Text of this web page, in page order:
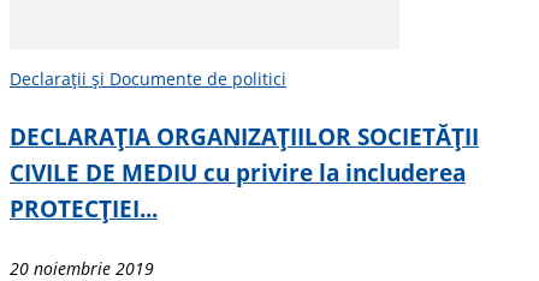
Declarații și Documente de politici
DECLARAȚIA ORGANIZAȚIILOR SOCIETĂȚII
CIVILE DE MEDIU cu privire la includerea
PROTECȚIEI...
20 noiembrie 2019